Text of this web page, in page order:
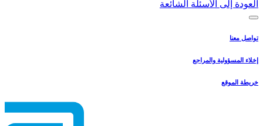
العودة إلى الأسئلة الشائعة
تواصل معنا
إخلاء المسؤولية والمراجع
خريطة الموقع